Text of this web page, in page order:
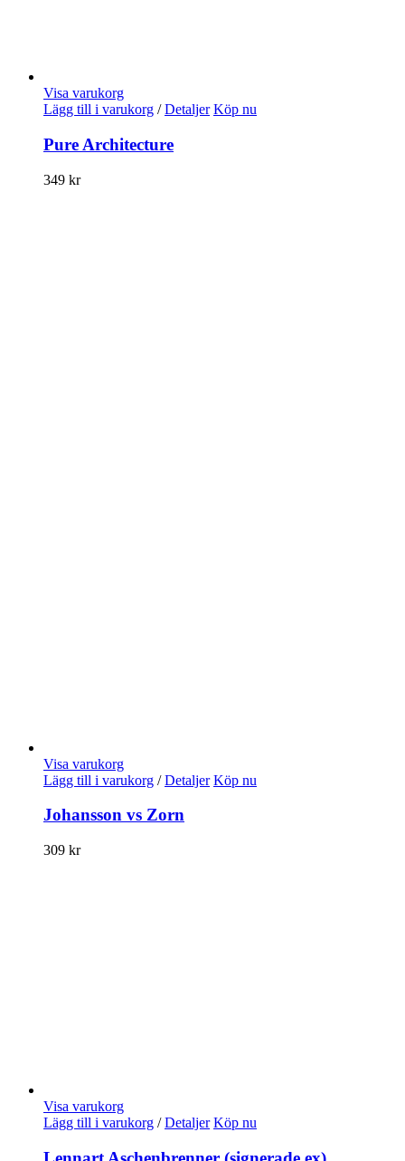
Visa varukorg
Lägg till i varukorg / Detaljer Köp nu
Pure Architecture
349 kr
Visa varukorg
Lägg till i varukorg / Detaljer Köp nu
Johansson vs Zorn
309 kr
Visa varukorg
Lägg till i varukorg / Detaljer Köp nu